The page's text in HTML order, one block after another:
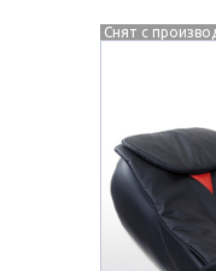
Снят с